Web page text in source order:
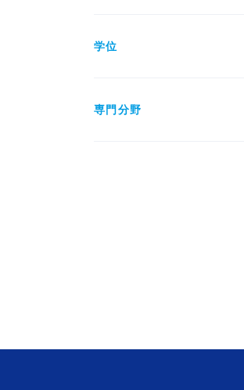
学位
専門分野